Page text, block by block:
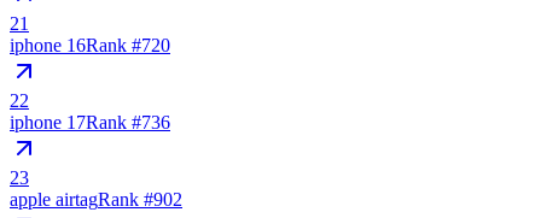
21
iphone 16Rank #720
22
iphone 17Rank #736
23
apple airtagRank #902